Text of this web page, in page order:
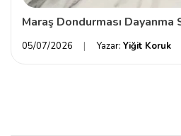
Maraş Dondurması Dayanma
05/07/2026 Yazar: Yiğit Koruk